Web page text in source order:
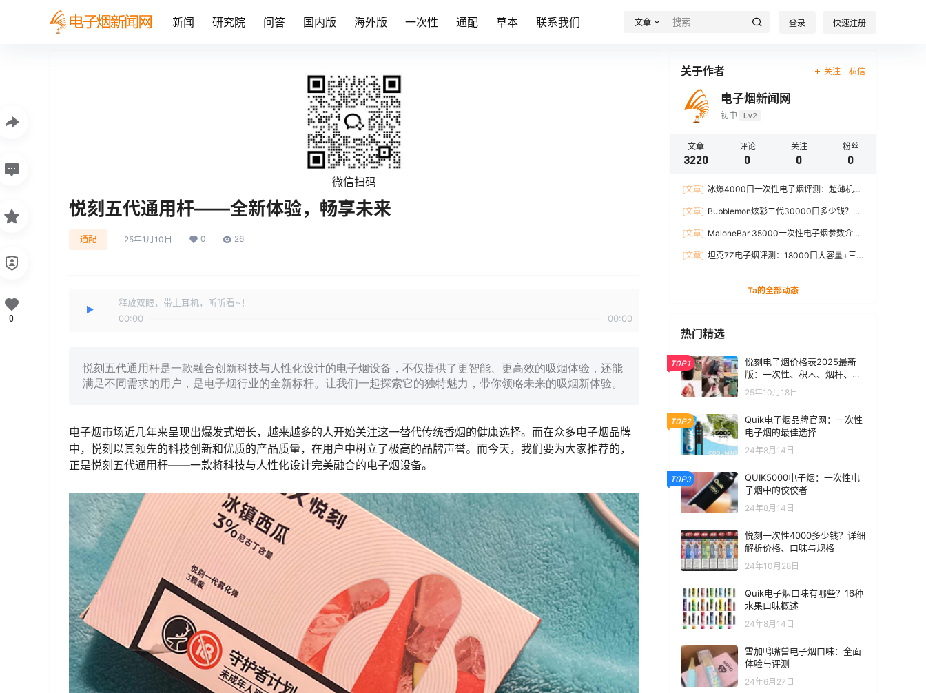
新闻 研究院 问答 国内版 海外版 一次性 通配 草本 联系我们 文章 登录 快速注册
微信扫码
悦刻五代通用杆——全新体验，畅享未来
通配 25年1月10日 0 26
释放双眼，带上耳机，听听看~！
00:00
00:00
悦刻五代通用杆是一款融合创新科技与人性化设计的电子烟设备，不仅提供了更智能、更高效的吸烟体验，还能
满足不同需求的用户，是电子烟行业的全新标杆。让我们一起探索它的独特魅力，带你领略未来的吸烟新体验。
电子烟市场近几年来呈现出爆发式增长，越来越多的人开始关注这一替代传统香烟的健康选择。而在众多电子烟品牌
中，悦刻以其领先的科技创新和优质的产品质量，在用户中树立了极高的品牌声誉。而今天，我们要为大家推荐的，
正是悦刻五代通用杆——一款将科技与人性化设计完美融合的电子烟设备。
0
关于作者 关注 私信
电子烟新闻网
初中 Lv2
文章
3220
评论
0
关注
0
粉丝
0
[文章] 冰爆4000口一次性电子烟评测：超薄机
[文章] Bubblemon炫彩二代30000口多少钱？最
[文章] MaloneBar 35000一次性电子烟参数介
[文章] 坦克7Z电子烟评测：18000口大容量+三
Ta的全部动态
热门精选
TOP1
悦刻电子烟价格表2025最新
版：一次性、积木、烟杆、烟
弹全价位汇总
25年10月18日
TOP2
Quik电子烟品牌官网：一次性
电子烟的最佳选择
24年8月14日
TOP3
QUIK5000电子烟：一次性电
子烟中的佼佼者
24年8月14日
悦刻一次性4000多少钱？详细
解析价格、口味与规格
24年10月28日
Quik电子烟口味有哪些？16种
水果口味概述
24年8月14日
雪加鸭嘴兽电子烟口味：全面
体验与评测
24年6月27日